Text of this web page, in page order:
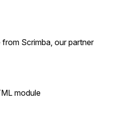
Scrimba, our partner
module